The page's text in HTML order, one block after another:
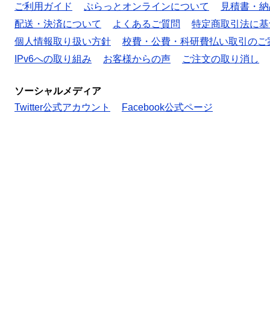
ご利用ガイド
ぷらっとオンラインについて
見積書・
配送・決済について
よくあるご質問
特定商取引法に
個人情報取り扱い方針
校費・公費・科研費払い取引のご
IPv6への取り組み
お客様からの声 ご注文の取り消し
ソーシャルメディア
Twitter公式アカウント
Facebook公式ページ